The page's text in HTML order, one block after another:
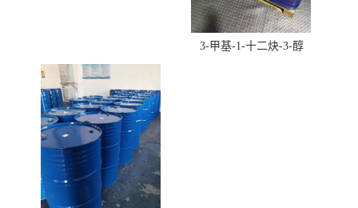
3-甲基-1-十二炔-3-醇